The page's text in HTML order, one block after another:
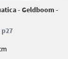
- Geldboom -